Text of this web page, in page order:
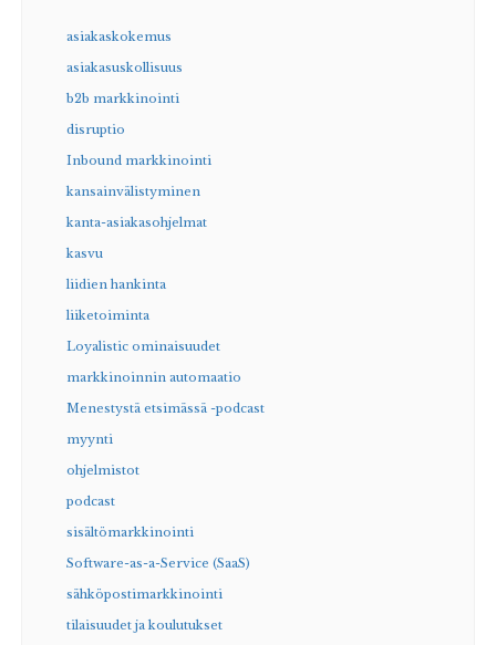
asiakaskokemus
asiakasuskollisuus
b2b markkinointi
disruptio
Inbound markkinointi
kansainvälistyminen
kanta-asiakasohjelmat
kasvu
liidien hankinta
liiketoiminta
Loyalistic ominaisuudet
markkinoinnin automaatio
Menestystä etsimässä -podcast
myynti
ohjelmistot
podcast
sisältömarkkinointi
Software-as-a-Service (SaaS)
sähköpostimarkkinointi
tilaisuudet ja koulutukset